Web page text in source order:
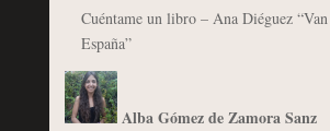
Cuéntame un libro – Ana Diéguez
España”
Alba Gómez de Zamora Sanz